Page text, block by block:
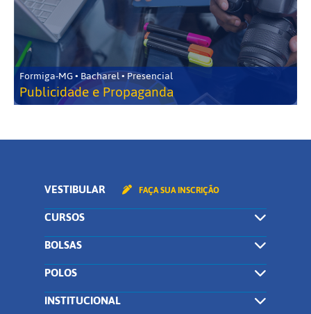
Formiga-MG • Bacharel • Presencial
Publicidade e Propaganda
VESTIBULAR FAÇA SUA INSCRIÇÃO
CURSOS
BOLSAS
POLOS
INSTITUCIONAL